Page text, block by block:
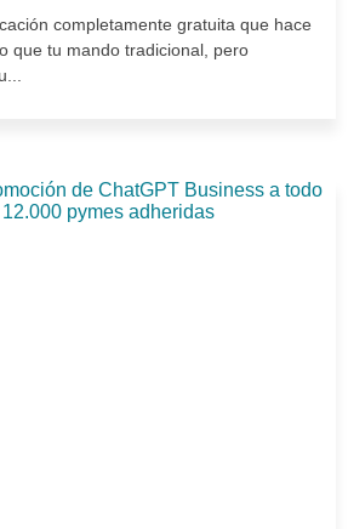
completamente gratuita que hace
que tu mando tradicional, pero